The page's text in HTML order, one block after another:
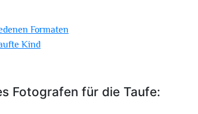
Formaten
Kind
Fotografen für die Taufe: